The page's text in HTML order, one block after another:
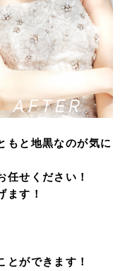
もと地黒なのが気に
任せください！
ます！
とができます！